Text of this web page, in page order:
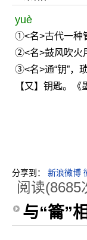
yuè
①<名>古代一种
②<名>鼓风吹火
③<名>通“钥”，
【又】钥匙。《
分享到： 新浪微博
阅读(8685
与“籥”